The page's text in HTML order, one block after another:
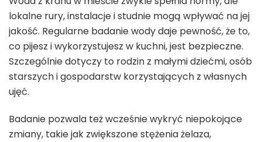
lokalne rury, instalacje i studnie mogą wpływać na jej
jakość. Regularne badanie wody daje pewność, że to,
co pijesz i wykorzystujesz w kuchni, jest bezpieczne.
Szczególnie dotyczy to rodzin z małymi dziećmi, osób
starszych i gospodarstw korzystających z własnych
ujęć.
Badanie pozwala też wcześnie wykryć niepokojące
zmiany, takie jak zwiększone stężenia żelaza,